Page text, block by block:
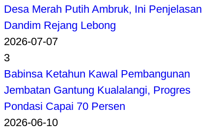
Desa Merah Putih Ambruk, Ini Penjelasan
Dandim Rejang Lebong
2026-07-07
3
Babinsa Ketahun Kawal Pembangunan
Jembatan Gantung Kualalangi, Progres
Pondasi Capai 70 Persen
2026-06-10